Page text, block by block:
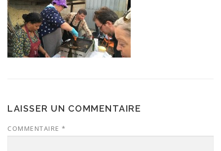
LAISSER UN COMMENTAIRE
COMMENTAIRE *